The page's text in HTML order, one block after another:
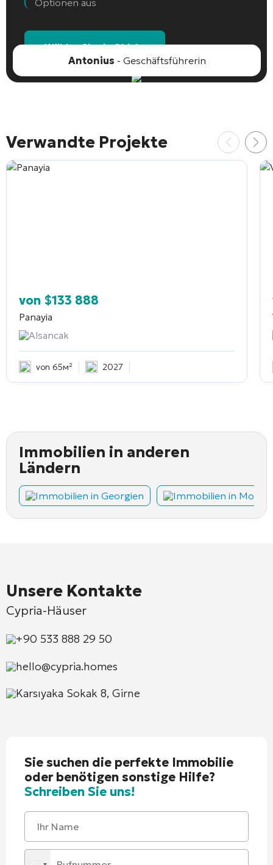
Optionen aus
Wählen Sie ein Objekt
Antonius - Geschäftsführerin
Verwandte Projekte
von $133 888
Panayia
Alsancak
von 65м² 2027
Immobilien in anderen
Ländern
Immobilien in Georgien Immobilien in
Unsere Kontakte
Cypria-Häuser
+90 533 888 29 50
hello@cypria.homes
Karsıyaka Sokak 8, Girne
Sie suchen die perfekte Immobilie
oder benötigen sonstige Hilfe?
Schreiben Sie uns!